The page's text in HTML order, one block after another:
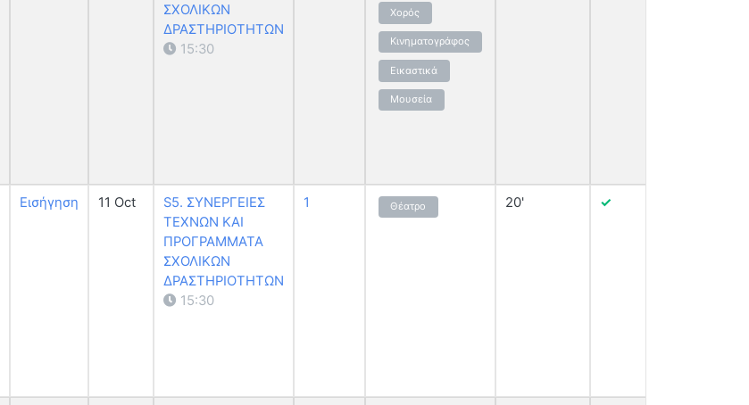
ΣΧΟΛΙΚΩΝ
ΔΡΑΣΤΗΡΙΟΤΗΤΩΝ
15:30
Χορός
Κινηματογράφος
Εικαστικά
Μουσεία
Εισήγηση 11 Oct
S5. ΣΥΝΕΡΓΕΙΕΣ
ΤΕΧΝΩΝ ΚΑΙ
ΠΡΟΓΡΑΜΜΑΤΑ
ΣΧΟΛΙΚΩΝ
ΔΡΑΣΤΗΡΙΟΤΗΤΩΝ
15:30
1 Θέατρο 20' ✓